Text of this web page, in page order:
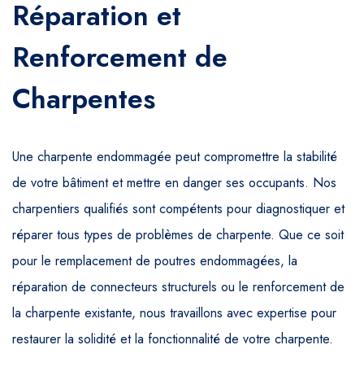
Réparation et
Renforcement de
Charpentes
Une charpente endommagée peut compromettre la stabilité
de votre bâtiment et mettre en danger ses occupants. Nos
charpentiers qualifiés sont compétents pour diagnostiquer et
réparer tous types de problèmes de charpente. Que ce soit
pour le remplacement de poutres endommagées, la
réparation de connecteurs structurels ou le renforcement de
la charpente existante, nous travaillons avec expertise pour
restaurer la solidité et la fonctionnalité de votre charpente.